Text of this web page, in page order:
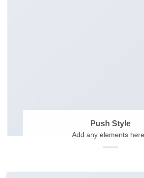
Push Style
Add any elements